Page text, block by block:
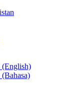
(English)